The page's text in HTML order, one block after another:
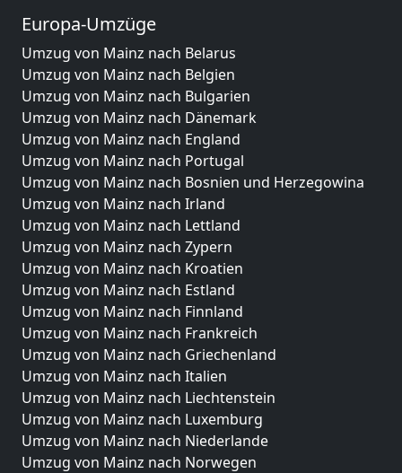
Europa-Umzüge
Umzug von Mainz nach Belarus
Umzug von Mainz nach Belgien
Umzug von Mainz nach Bulgarien
Umzug von Mainz nach Dänemark
Umzug von Mainz nach England
Umzug von Mainz nach Portugal
Umzug von Mainz nach Bosnien und Herzegowina
Umzug von Mainz nach Irland
Umzug von Mainz nach Lettland
Umzug von Mainz nach Zypern
Umzug von Mainz nach Kroatien
Umzug von Mainz nach Estland
Umzug von Mainz nach Finnland
Umzug von Mainz nach Frankreich
Umzug von Mainz nach Griechenland
Umzug von Mainz nach Italien
Umzug von Mainz nach Liechtenstein
Umzug von Mainz nach Luxemburg
Umzug von Mainz nach Niederlande
Umzug von Mainz nach Norwegen